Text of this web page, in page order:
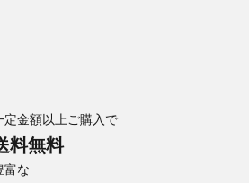
定金額以上ご購入で
料無料
富な